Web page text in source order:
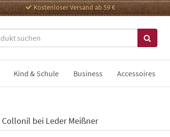
Kostenloser Versand ab 59 €
Kind & Schule Business Accessoires
bei Leder Meißner